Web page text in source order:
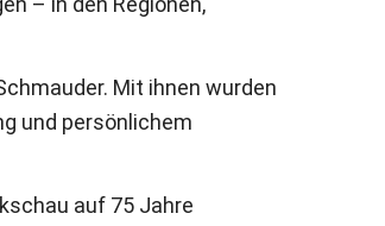
Mit ihnen wurden
und persönlichem
auf 75 Jahre